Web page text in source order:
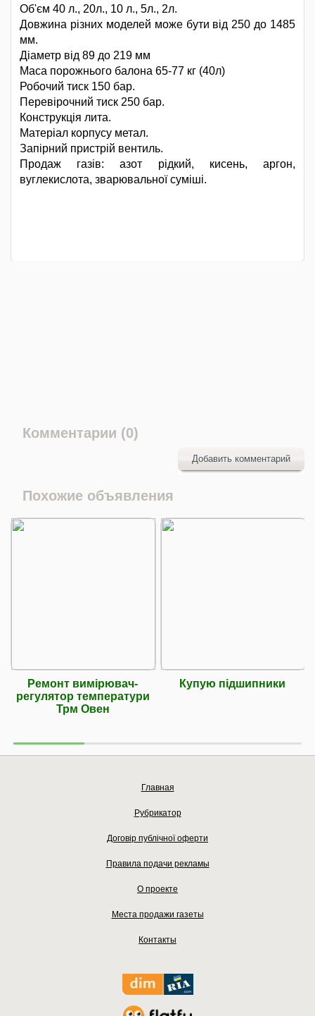
Об'єм 40 л., 20л., 10 л., 5л., 2л.
Довжина різних моделей може бути від 250 до 1485
мм.
Діаметр від 89 до 219 мм
Маса порожнього балона 65-77 кг (40л)
Робочий тиск 150 бар.
Перевірочний тиск 250 бар.
Конструкція лита.
Матеріал корпусу метал.
Запірний пристрій вентиль.
Продаж газів: азот рідкий, кисень, аргон,
вуглекислота, зварювальної суміші.
Комментарии (0)
Добавить комментарий
Похожие объявления
Ремонт вимірювач-
регулятор температури
Трм Овен
Купую підшипники
Главная
Рубрикатор
Договір публічної оферти
Правила подачи рекламы
О проекте
Места продажи газеты
Контакты